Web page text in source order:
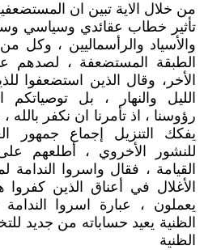
من خلال الاية تبين ان
تأثير خطاب عقائدي وسياسي
والأسياد والرأسماليين ،
الطبقة المستضعفة ، لصدهم عن
الأخر، وقال الذين استضعفوا
الليل والنهار ، بل
رؤوسنا ، اذ تأمرنا ان نكفر بالله
يفكك التنزيل إجماع جمهور
للنشور الأخروي ، أطلعهم
القيامة ، فقال واسروا الندامة
الأغلال في أعناق الذين كفروا
يعملون ، عبارة اسروا
الظنية يعيد حساباته من جديد
الظنية